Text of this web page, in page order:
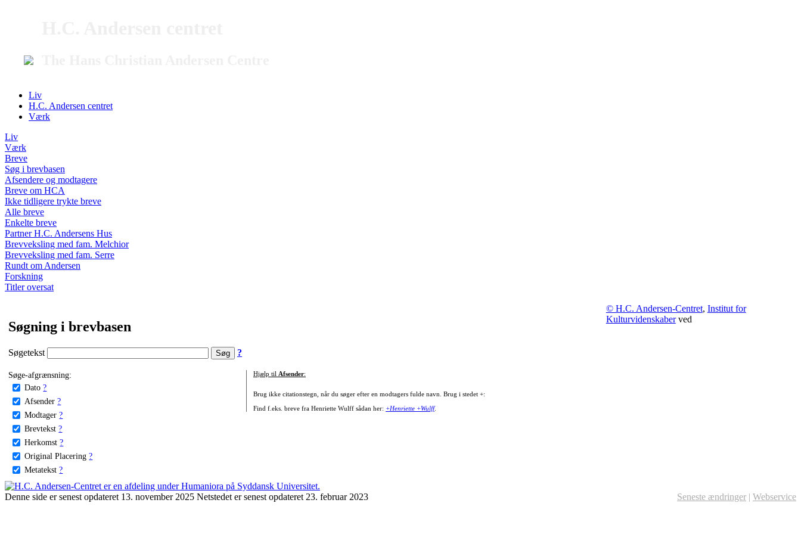
Liv
H.C. Andersen centret
Værk
Liv
Værk
Breve
Søg i brevbasen
Afsendere og modtagere
Breve om HCA
Ikke tidligere trykte breve
Alle breve
Enkelte breve
Partner H.C. Andersens Hus
Brevveksling med fam. Melchior
Brevveksling med fam. Serre
Rundt om Andersen
Forskning
Titler oversat
Søgning i brevbasen
Søgetekst ?
Søge-afgrænsning:
Dato ?
Afsender ?
Modtager ?
Brevtekst ?
Herkomst ?
Original Placering ?
Metatekst ?
Hjælp til Afsender:
Brug ikke citationstegn, når du søger efter en modtagers fulde navn. Brug i stedet +:
Find f.eks. breve fra Henriette Wulff sådan her: +Henriette +Wulff.
© H.C. Andersen-Centret, Institut for
Kulturvidenskaberved
Denne side er senest opdateret 13. november 2025 Netstedet er senest opdateret 23. februar 2023 Seneste ændringer | Webservice